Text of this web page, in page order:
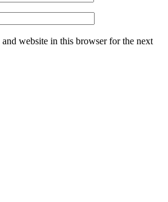
and website in this browser for the next